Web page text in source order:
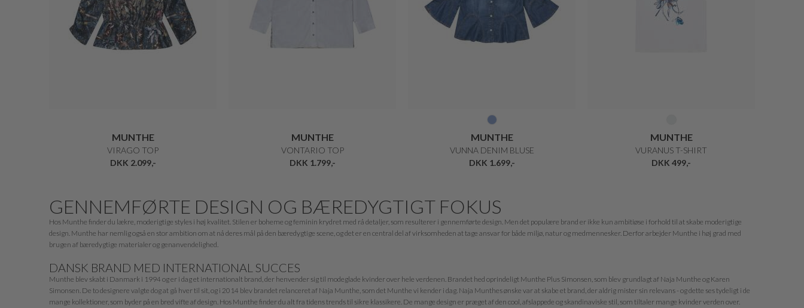
MUNTHE
VIRAGO TOP
DKK 2.099,-
MUNTHE
VONTARIO TOP
DKK 1.799,-
MUNTHE
VUNNA DENIM BLUSE
DKK 1.699,-
MUNTHE
VURANUS T-SHIRT
DKK 499,-
GENNEMFØRTE DESIGN OG BÆREDYGTIGT FOKUS
Hos Munthe finder du lækre, moderigtige styles i høj kvalitet. Stilen er boheme og feminin krydret med rå detaljer, som resulterer i gennemførte design. Men det populære brand er ikke kun ambitiøse i forhold til at skabe moderigtige
design. Munthe har nemlig også en stor ambition om at nå deres mål på den bæredygtige scene, og det er en central del af virksomheden at tage ansvar for både miljø, natur og medmennesker. Derfor arbejder Munthe i høj grad med
brugen af bæredygtige materialer og genanvendelighed.
DANSK BRAND MED INTERNATIONAL SUCCES
Munthe blev skabt i Danmark i 1994 og er i dag et internationalt brand, der henvender sig til modeglade kvinder over hele verdenen. Brandet hed oprindeligt Munthe Plus Simonsen, som blev grundlagt af Naja Munthe og Karen
Simonsen. De to designere valgte dog at gå hver til sit, og i 2014 blev brandet relanceret af Naja Munthe, som det Munthe vi kender i dag. Naja Munthes ønske var at skabe et brand, der aldrig mister sin relevans - og dette ses tydeligt i de
mange kollektioner, som byder på en bred vifte af design. Hos Munthe finder du alt fra tidens trends til sikre klassikere. De mange design er præget af den cool, afslappede og skandinaviske stil, som tiltaler mange kvinder verden over.